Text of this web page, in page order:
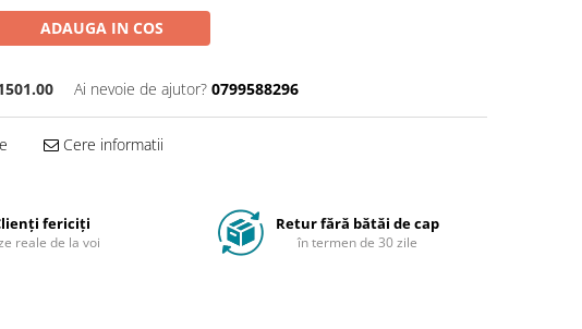
ADAUGA IN COS
Ai nevoie de ajutor? 0799588296
Cere informatii
fericiți
reale de la voi
Retur fără bătăi de cap
în termen de 30 zile